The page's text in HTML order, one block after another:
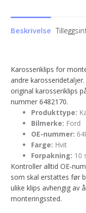
Beskrivelse
Karosseriklips for
andre
original karosseriklips
nummer 6482170.
Produkttype:
Bilmerke: Ford
OE-nummer:
Farge: Hvit
Forpakning: 10
Kontroller alltid OE-
som skal erstattes før
ulike klips avhengig av
monteringssted.